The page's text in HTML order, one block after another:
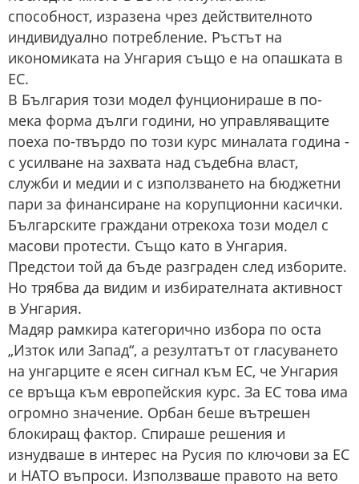
способност, изразена чрез действителното
индивидуално потребление. Ръстът на
икономиката на Унгария също е на опашката в
ЕС.
В България този модел фунционираше в по-
мека форма дълги години, но управляващите
поеха по-твърдо по този курс миналата година -
с усилване на захвата над съдебна власт,
служби и медии и с използването на бюджетни
пари за финансиране на корупционни касички.
Българските граждани отрекоха този модел с
масови протести. Също като в Унгария.
Предстои той да бъде разграден след изборите.
Но трябва да видим и избирателната активност
в Унгария.
Мадяр рамкира категорично избора по оста
„Изток или Запад“, а резултатът от гласуването
на унгарците е ясен сигнал към ЕС, че Унгария
се връща към европейския курс. За ЕС това има
огромно значение. Орбан беше вътрешен
блокиращ фактор. Спираше решения и
изнудваше в интерес на Русия по ключови за ЕС
и НАТО въпроси. Използваше правото на вето